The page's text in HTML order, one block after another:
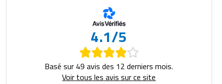
4.1/5
Basé sur 49 avis des 12 derniers mois.
Voir tous les avis sur ce site